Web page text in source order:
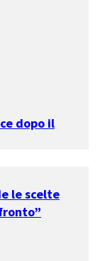
dopo il
le scelte